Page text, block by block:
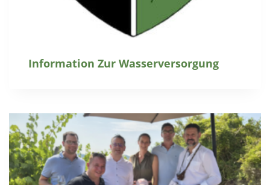
Information Zur Wasserversorgung